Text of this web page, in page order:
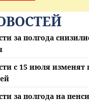
за полгода
с 15 июля изменят
за полгода на